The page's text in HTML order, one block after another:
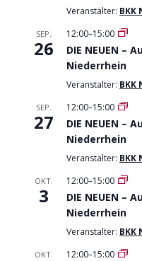
Veranstalter: BKK
SEP.
26
12:00–15:00
DIE NEUEN –
Niederrhein
Veranstalter: BKK
SEP.
27
12:00–15:00
DIE NEUEN –
Niederrhein
Veranstalter: BKK
OKT.
3
12:00–15:00
DIE NEUEN –
Niederrhein
Veranstalter: BKK
OKT. 12:00–15:00